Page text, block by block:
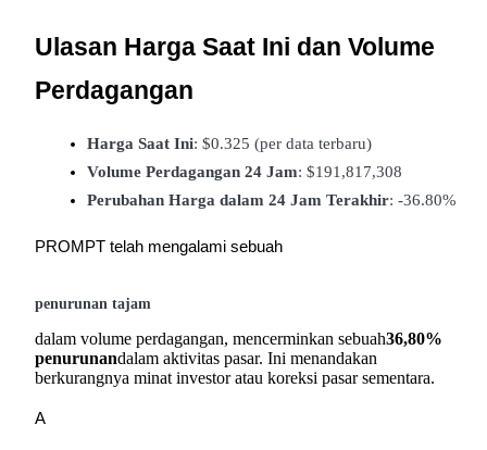
TradFi
Derivatif saham, forex, logam mulia, dan komoditas
USDC Berjangka
Kontrak berjangka menggunakan USDC sebagai jaminannya
Ulasan Harga Saat Ini dan Volume
Perdagangan
Harga Saat Ini: $0.325 (per data terbaru)
Volume Perdagangan 24 Jam: $191,817,308
Perubahan Harga dalam 24 Jam Terakhir: -36.80%
PROMPT telah mengalami sebuah
penurunan tajam
dalam volume perdagangan, mencerminkan sebuah36,80%
penurunandalam aktivitas pasar. Ini menandakan
berkurangnya minat investor atau koreksi pasar sementara.
A